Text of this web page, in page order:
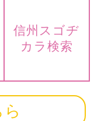
信州スゴヂ
カラ検索